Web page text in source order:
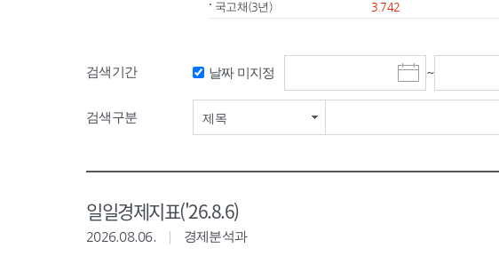
국고채(3년)
3.742
검색기간 날짜 미지정
시
작
~
검색구분 제목
일일경제지표('26.8.6)
2026.08.06. 경제분석과